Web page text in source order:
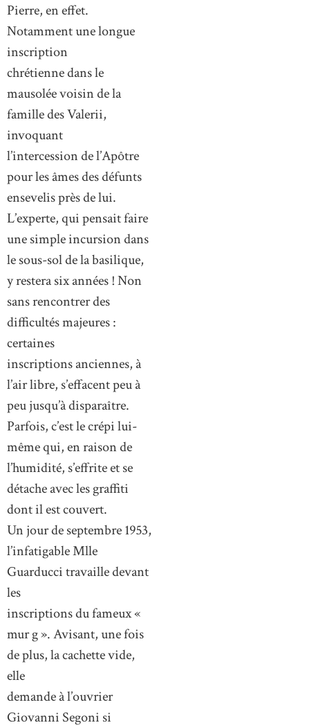
Pierre, en effet.
Notamment une longue
inscription
chrétienne dans le
mausolée voisin de la
famille des Valerii,
invoquant
l’intercession de l’Apôtre
pour les âmes des défunts
ensevelis près de lui.
L’experte, qui pensait faire
une simple incursion dans
le sous-sol de la basilique,
y restera six années ! Non
sans rencontrer des
difficultés majeures :
certaines
inscriptions anciennes, à
l’air libre, s’effacent peu à
peu jusqu’à disparaître.
Parfois, c’est le crépi lui-
même qui, en raison de
l’humidité, s’effrite et se
détache avec les graffiti
dont il est couvert.
Un jour de septembre 1953,
l’infatigable Mlle
Guarducci travaille devant
les
inscriptions du fameux «
mur g ». Avisant, une fois
de plus, la cachette vide,
elle
demande à l’ouvrier
Giovanni Segoni si